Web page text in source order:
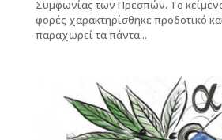
Συμφωνίας των Πρεσπών. Το
φορές χαρακτηρίσθηκε προδοτικό
παραχωρεί τα πάντα...